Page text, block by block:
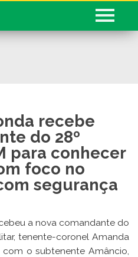
recebe
do 28º
para conhecer
foco no
segurança
a nova comandante do
tenente-coronel Amanda
com o subtenente Amâncio,